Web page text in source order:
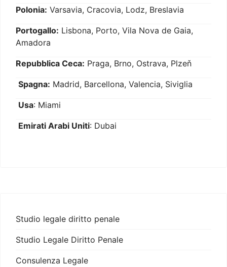
Polonia: Varsavia, Cracovia, Lodz, Breslavia
Portogallo: Lisbona, Porto, Vila Nova de Gaia,
Amadora
Repubblica Ceca: Praga, Brno, Ostrava, Plzeň
Spagna: Madrid, Barcellona, Valencia, Siviglia
Usa: Miami
Emirati Arabi Uniti: Dubai
Studio legale diritto penale
Studio Legale Diritto Penale
Consulenza Legale